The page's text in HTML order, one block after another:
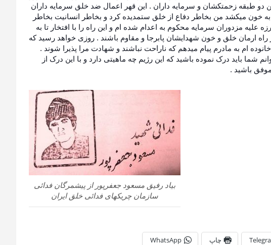
دو طبقه زحمتکشان و سرمایه داران . این قهر اعمال ضد خلق سرمایه داران
خون میکشد من بخاطر دفاع از خلق ستمدیده کرد و بخاطر انسانیت بخاطر
علیه مزدوران سرمایه محکوم به اعدام شده ام و این راه را با افتخار تا به
راه ارمان خلق و خون شهدایشان پابرجا و مقاوم باشند . روزی خواهد رسید که
ام به مادرم پیام میدهم که ناراحت نباشند و شهادت مرا پذیرا شوند .
شما باید درک نموده باشید که این رژیم چه ماهیتی دارد و با این درک از
باشید .
بیاد رفیق مسعود جعفرپور از پیشمرگان فدائی
سازمان چریکهای فدائی خلق ایران
چاپ WhatsApp